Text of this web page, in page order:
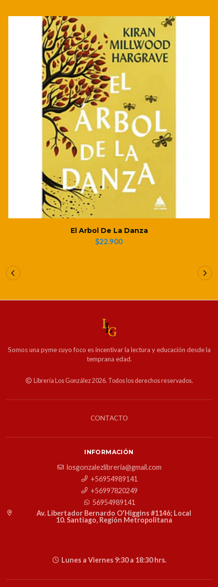
El Arbol De La Danza
$22.900
Somos una pyme cuyo foco es incentivar la lectura y educación desde la
temprana edad.
Librería Los González 2026. Todos los derechos reservados.
CONTACTO
INFORMACIÓN
losgonzalezlibreria@gmail.com
+56954989141
+56997820249
56954989141
Av. Libertador Bernardo O'Higgins #1146; Local
10. Santiago, Región Metropolitana
Lunes a Viernes 9:30 a 18:30 hrs.